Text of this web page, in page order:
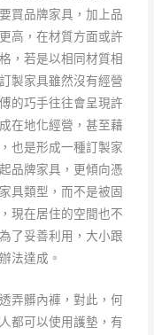
買品牌家具，加上品
高，在材質方面或許
，若是以相同材質相
製家具雖然沒有經營
的巧手往往會呈現許
在地化經營，甚至藉
也是形成一種訂製家
品牌家具，更傾向憑
具類型，而不是被固
現在居住的空間也不
了妥善利用，大小跟
法達成。
弄髒內褲，對此，何
都可以使用護墊，有